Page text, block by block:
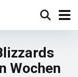
Wochen